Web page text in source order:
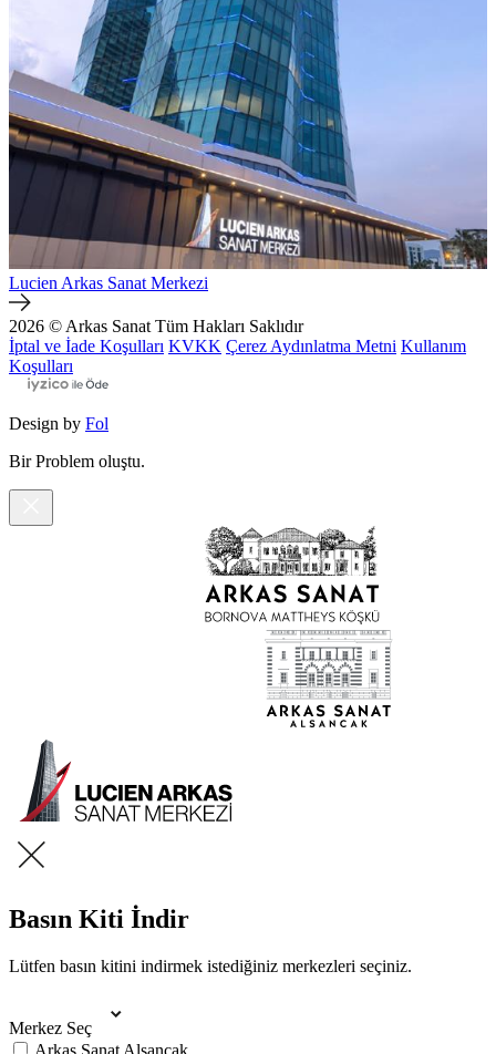
Lucien Arkas Sanat Merkezi
2026 © Arkas Sanat Tüm Hakları Saklıdır
İptal ve İade Koşulları KVKK Çerez Aydınlatma Metni Kullanım
Koşulları
Design by Fol
Bir Problem oluştu.
Basın Kiti İndir
Lütfen basın kitini indirmek istediğiniz merkezleri seçiniz.
Merkez Seç
Arkas Sanat Alsancak